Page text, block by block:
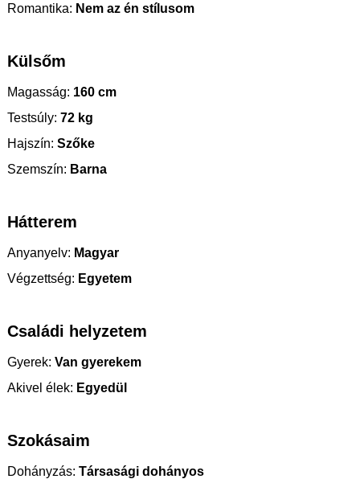
Romantika: Nem az én stílusom
Külsőm
Magasság: 160 cm
Testsúly: 72 kg
Hajszín: Szőke
Szemszín: Barna
Hátterem
Anyanyelv: Magyar
Végzettség: Egyetem
Családi helyzetem
Gyerek: Van gyerekem
Akivel élek: Egyedül
Szokásaim
Dohányzás: Társasági dohányos